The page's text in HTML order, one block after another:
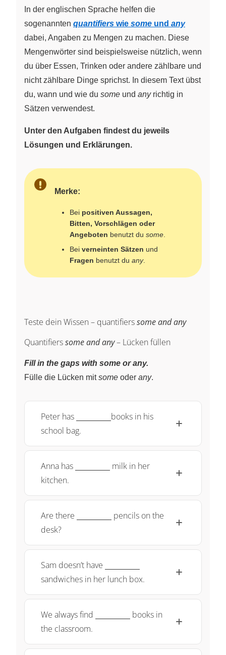
In der englischen Sprache helfen die
sogenannten quantifiers wie some und any
dabei, Angaben zu Mengen zu machen. Diese
Mengenwörter sind beispielsweise nützlich, wenn
du über Essen, Trinken oder andere zählbare und
nicht zählbare Dinge sprichst. In diesem Text übst
du, wann und wie du some und anyrichtig in
Sätzen verwendest.
Unter den Aufgaben findest du jeweils
Lösungen und Erklärungen.
Merke:
Bei positiven Aussagen,
Bitten, Vorschlägen oder
Angeboten benutzt du some
Bei verneinten Sätzen und
Fragen benutzt du any.
Teste dein Wissen – quantifierssome and any
Quantifierssome and any– Lücken füllen
Fill in the gaps with some or any.
Fülle die Lücken mitsome oder any.
Peter has
\underline{\;
~ \quad
\qquad}
books in his
school bag.
Anna has
\underline{\;milk in her
kitchen.
Are there
\underline{\;pencils on the
desk?
Sam doesn’t have
~ \quad
sandwiches in her lunch box.
We always find
\underline{\;
books in
the classroom.